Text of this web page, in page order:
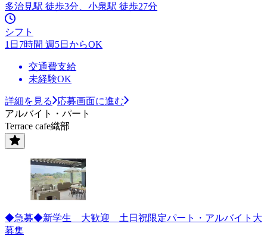
多治見駅 徒歩3分、小泉駅 徒歩27分
シフト
1日7時間 週5日からOK
交通費支給
未経験OK
詳細を見る
応募画面に進む
アルバイト・パート
Terrace cafe織部
◆急募◆新学生 大歓迎 土日祝限定パート・アルバイト大
募集